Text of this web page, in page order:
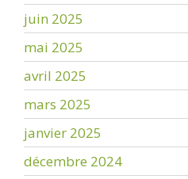
juin 2025
mai 2025
avril 2025
mars 2025
janvier 2025
décembre 2024